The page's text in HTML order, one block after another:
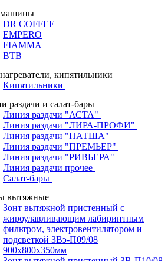
DR COFFEE
EMPERO
FIAMMA
BTB
кипятильники
Кипятильники
раздачи и салат-бары
Линия раздачи "АСТА"
Линия раздачи "ЛИРА-ПРОФИ"
Линия раздачи "ПАТША"
Линия раздачи "ПРЕМЬЕР"
Линия раздачи "РИВЬЕРА"
Линия раздачи прочее
Салат-бары
вытяжные
Зонт вытяжной пристенный с
жироулавливающим лабиринтным
фильтром, электровентилятором и
подсветкой ЗВэ-П09/08
900х800х350мм